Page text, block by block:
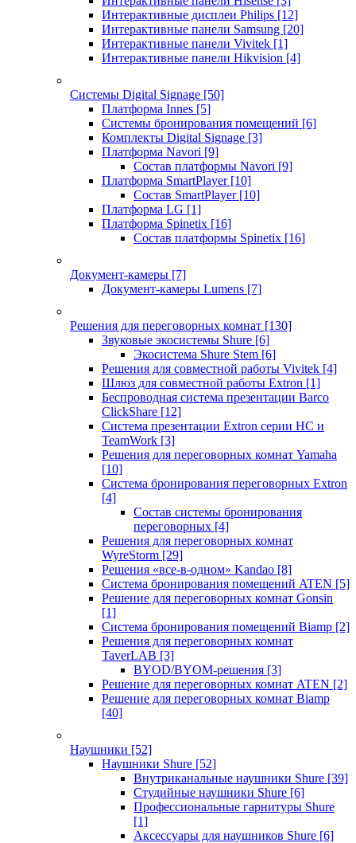
Интерактивные дисплеи Philips [12]
Интерактивные панели Samsung [20]
Интерактивные панели Vivitek [1]
Интерактивные панели Hikvision [4]
Системы Digital Signage [50]
Платформа Innes [5]
Системы бронирования помещений [6]
Комплекты Digital Signage [3]
Платформа Navori [9]
Состав платформы Navori [9]
Платформа SmartPlayer [10]
Состав SmartPlayer [10]
Платформа LG [1]
Платформа Spinetix [16]
Состав платформы Spinetix [16]
Документ-камеры [7]
Документ-камеры Lumens [7]
Решения для переговорных комнат [130]
Звуковые экосистемы Shure [6]
Экосистема Shure Stem [6]
Решения для совместной работы Vivitek [4]
Шлюз для совместной работы Extron [1]
Беспроводная система презентации Barco
ClickShare [12]
Система презентации Extron серии HC и
TeamWork [3]
Решения для переговорных комнат Yamaha
[10]
Система бронирования переговорных Extron
[4]
Состав системы бронирования
переговорных [4]
Решения для переговорных комнат
WyreStorm [29]
Решения «все-в-одном» Kandao [8]
Система бронирования помещений ATEN [5]
Решение для переговорных комнат Gonsin
[1]
Система бронирования помещений Biamp [2]
Решения для переговорных комнат
TaverLAB [3]
BYOD/BYOM-решения [3]
Решение для переговорных комнат ATEN [2]
Решение для переговорных комнат Biamp
[40]
Наушники [52]
Наушники Shure [52]
Внутриканальные наушники Shure [39]
Студийные наушники Shure [6]
Профессиональные гарнитуры Shure
[1]
Аксессуары для наушников Shure [6]